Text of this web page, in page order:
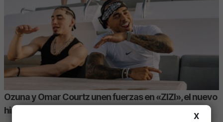
Ozuna y Omar Courtz unen fuerzas en «ZIZI», el nuevo
himno urbano del verano
X